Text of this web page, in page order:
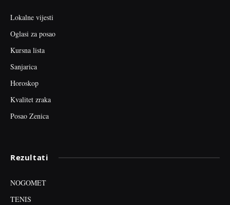
Lokalne vijesti
Oglasi za posao
Kursna lista
Sanjarica
Horoskop
Kvalitet zraka
Posao Zenica
Rezultati
NOGOMET
TENIS